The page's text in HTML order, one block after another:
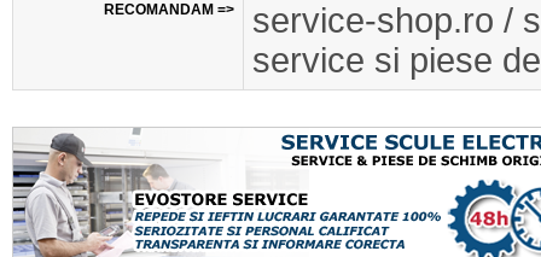
RECOMANDAM =>
service-shop.ro /
service si piese